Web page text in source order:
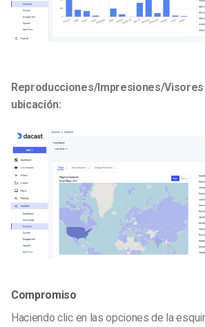
Reproducciones/Impresiones/
ubicación:
Compromiso
Haciendo clic en las opciones de la